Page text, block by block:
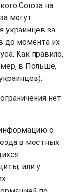
Союза на
могут
украинцев за
до момента их
Как правило,
в Польше,
нет
о
в местных
или у